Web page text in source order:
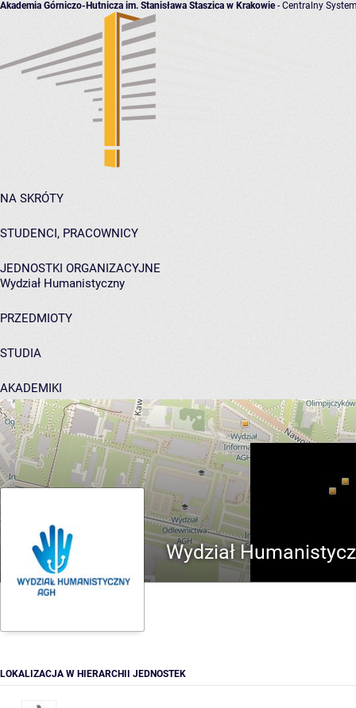
Akademia Górniczo-Hutnicza im. Stanisława Staszica w Krakowie- Centralny
NA SKRÓTY
STUDENCI, PRACOWNICY
JEDNOSTKI ORGANIZACYJNE
Wydział Humanistyczny
PRZEDMIOTY
STUDIA
AKADEMIKI
POMOC
Wydział
LOKALIZACJA W HIERARCHII JEDNOSTEK